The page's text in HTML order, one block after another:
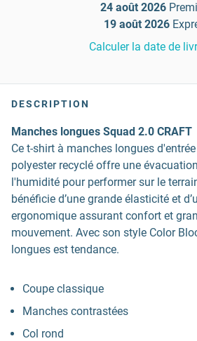
24 août 2026
19 août 2026
Calculer la date de
DESCRIPTION
Manches longues Squad 2.0 CRAFT
Ce t-shirt à manches longues
polyester recyclé offre une
l'humidité pour performer sur le
bénéficie d’une grande élasticité et
ergonomique assurant confort et
mouvement. Avec son style Color
longues est tendance.
Coupe classique
Manches contrastées
Col rond